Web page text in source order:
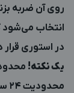
انتخاب می‌شود
در استوری
یک نکته!